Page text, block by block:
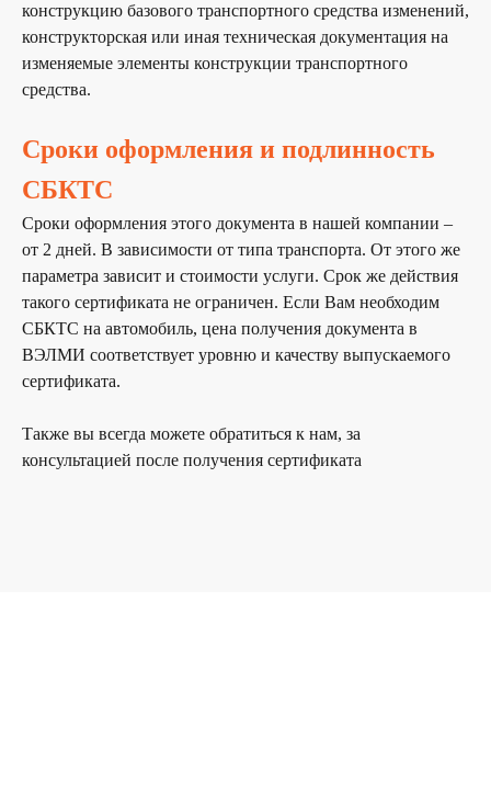
конструкцию базового транспортного средства изменений,
конструкторская или иная техническая документация на
изменяемые элементы конструкции транспортного
средства.
Сроки оформления и подлинность
СБКТС
Сроки оформления этого документа в нашей компании –
от 2 дней. В зависимости от типа транспорта. От этого же
параметра зависит и стоимости услуги. Срок же действия
такого сертификата не ограничен. Если Вам необходим
СБКТС на автомобиль, цена получения документа в
ВЭЛМИ соответствует уровню и качеству выпускаемого
сертификата.
Также вы всегда можете обратиться к нам, за
консультацией после получения сертификата
+7
Я согласен (на) с условиями
конфиденциальностииобработку персональных
данных
© ООО «ВЭЛМИ», 2025
Контакты
Услуги
О компании
Главная
Форма отзыва согласия
Использование файлов cookie и сервиса веб-аналитики